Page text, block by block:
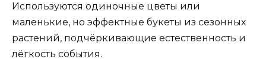
Используются одиночные цветы или
маленькие, но эффектные букеты из сезонных
растений, подчёркивающие естественность и
лёгкость события.